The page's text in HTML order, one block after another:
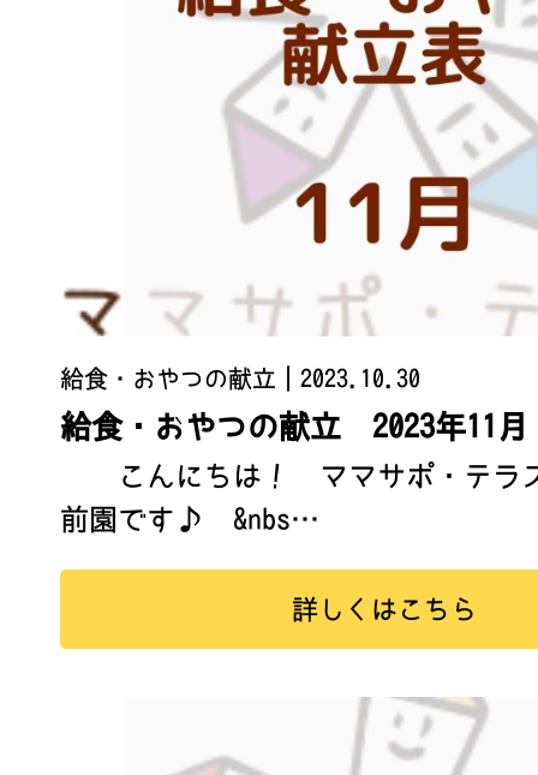
給食・おやつの献立 ｜2023.10.30
給食・おやつの献立 2023年11月
こんにちは！ ママサポ・テラ
前園です♪ &nbs…
詳しくはこちら